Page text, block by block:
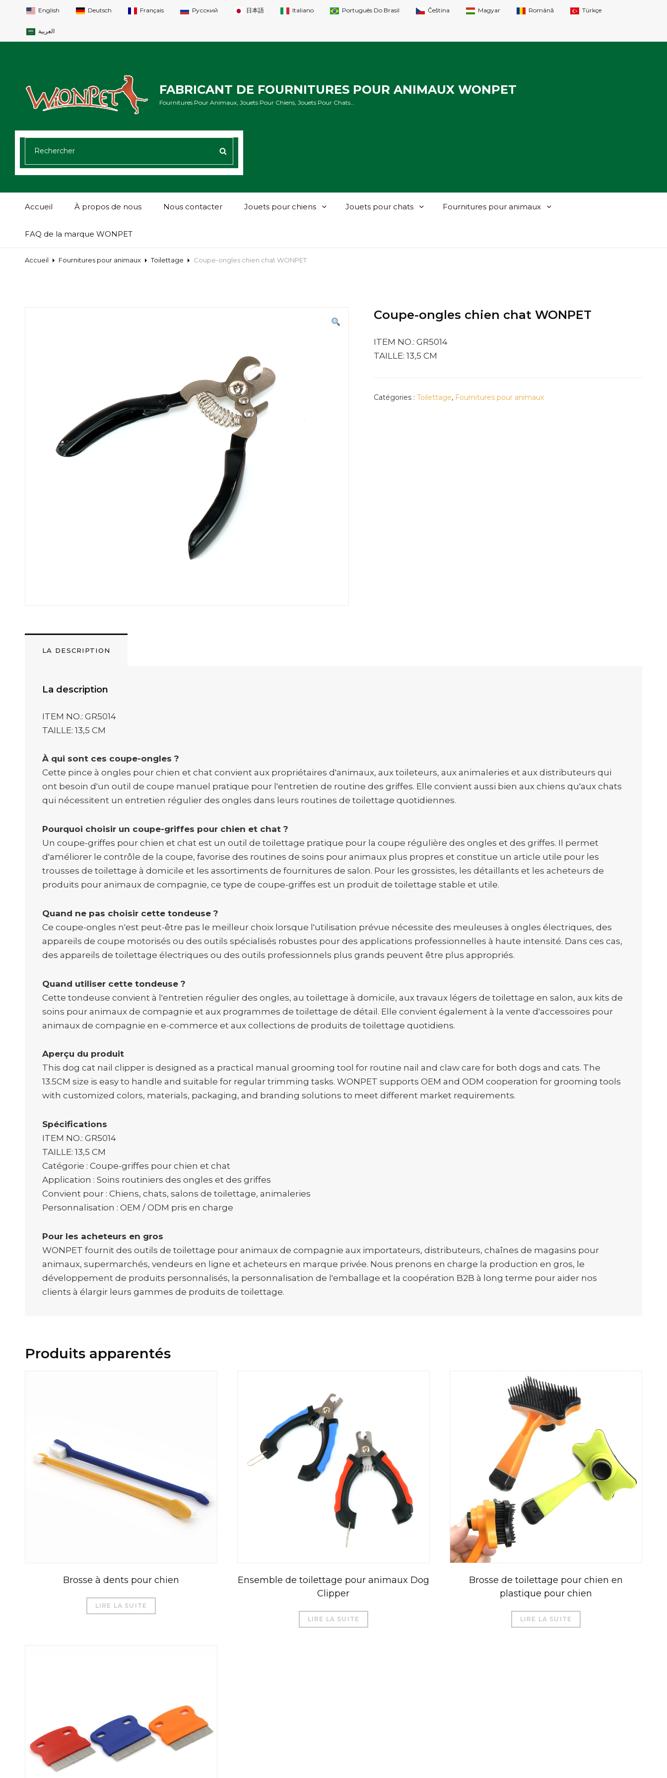
English Deutsch Français Русский 日本語 Italiano Português Do Brasil Čeština Magyar Română Türkçe
العربية
FABRICANT DE FOURNITURES POUR ANIMAUX WONPET
Fournitures Pour Animaux, Jouets Pour Chiens, Jouets Pour Chats…
Accueil À propos de nous Nous contacter Jouets pour chiens Jouets pour chats Fournitures pour animaux
FAQ de la marque WONPET
Accueil Fournitures pour animaux Toilettage Coupe-ongles chien chat WONPET
Coupe-ongles chien chat WONPET
ITEM NO.: GR5014
TAILLE: 13,5 CM
Catégories :Toilettage, Fournitures pour animaux
LA DESCRIPTION
La description
ITEM NO.: GR5014
TAILLE: 13,5 CM
À qui sont ces coupe-ongles ?
Cette pince à ongles pour chien et chat convient aux propriétaires d'animaux, aux toileteurs, aux animaleries et aux distributeurs qui
ont besoin d'un outil de coupe manuel pratique pour l'entretien de routine des griffes. Elle convient aussi bien aux chiens qu'aux chats
qui nécessitent un entretien régulier des ongles dans leurs routines de toilettage quotidiennes.
Pourquoi choisir un coupe-griffes pour chien et chat ?
Un coupe-griffes pour chien et chat est un outil de toilettage pratique pour la coupe régulière des ongles et des griffes. Il permet
d'améliorer le contrôle de la coupe, favorise des routines de soins pour animaux plus propres et constitue un article utile pour les
trousses de toilettage à domicile et les assortiments de fournitures de salon. Pour les grossistes, les détaillants et les acheteurs de
produits pour animaux de compagnie, ce type de coupe-griffes est un produit de toilettage stable et utile.
Quand ne pas choisir cette tondeuse ?
Ce coupe-ongles n'est peut-être pas le meilleur choix lorsque l'utilisation prévue nécessite des meuleuses à ongles électriques, des
appareils de coupe motorisés ou des outils spécialisés robustes pour des applications professionnelles à haute intensité. Dans ces cas,
des appareils de toilettage électriques ou des outils professionnels plus grands peuvent être plus appropriés.
Quand utiliser cette tondeuse ?
Cette tondeuse convient à l'entretien régulier des ongles, au toilettage à domicile, aux travaux légers de toilettage en salon, aux kits de
soins pour animaux de compagnie et aux programmes de toilettage de détail. Elle convient également à la vente d'accessoires pour
animaux de compagnie en e-commerce et aux collections de produits de toilettage quotidiens.
Aperçu du produit
This dog cat nail clipper is designed as a practical manual grooming tool for routine nail and claw care for both dogs and cats. The
13.5CM size is easy to handle and suitable for regular trimming tasks. WONPET supports OEM and ODM cooperation for grooming tools
with customized colors, materials, packaging, and branding solutions to meet different market requirements.
Spécifications
ITEM NO.: GR5014
TAILLE: 13,5 CM
Catégorie : Coupe-griffes pour chien et chat
Application : Soins routiniers des ongles et des griffes
Convient pour : Chiens, chats, salons de toilettage, animaleries
Personnalisation : OEM / ODM pris en charge
Pour les acheteurs en gros
WONPET fournit des outils de toilettage pour animaux de compagnie aux importateurs, distributeurs, chaînes de magasins pour
animaux, supermarchés, vendeurs en ligne et acheteurs en marque privée. Nous prenons en charge la production en gros, le
développement de produits personnalisés, la personnalisation de l'emballage et la coopération B2B à long terme pour aider nos
clients à élargir leurs gammes de produits de toilettage.
Produits apparentés
Brosse à dents pour chien
LIRE LA SUITE
Ensemble de toilettage pour animaux Dog
Clipper
LIRE LA SUITE
Brosse de toilettage pour chien en
plastique pour chien
LIRE LA SUITE